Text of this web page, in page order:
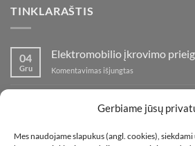
Gerbiame jūsų
Mes naudojame slapukus (angl. cookies),
TINKLARAŠTIS
04
Gru
Elektromobilio įkrovimo
Komentavimas išjungtas
prieiga
Komentavimas išjungtasįraše
fejerverkų